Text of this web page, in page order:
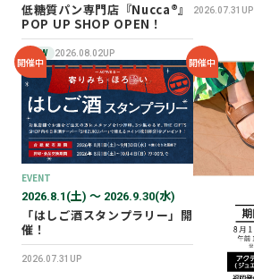
低糖質パン専門店『Nucca®』
POP UP SHOP OPEN！
NEW 2026.08.02UP
2026.07.31UP
開催中
EVENT
2026.8.1(土) 〜 2026.9.30(水)
「はしご酒スタンプラリー」開
催！
2026.07.31UP
開催中